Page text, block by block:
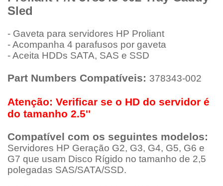
Sled
- Gaveta para servidores HP Proliant
- Acompanha 4 parafusos por gaveta
- Aceita HDDs SATA, SAS e SSD
Part Numbers Compatíveis: 378343-002
Atenção: Verificar se o HD do servidor é
do tamanho 2.5''
Compatível com os seguintes modelos:
Servidores HP Geração G2, G3, G4, G5, G6 e
G7 que usam Disco Rígido no tamanho de 2,5
polegadas SAS/SATA/SSD.